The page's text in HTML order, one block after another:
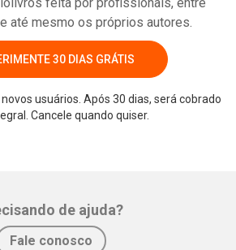
até mesmo os próprios autores.
30 DIAS GRÁTIS
usuários. Após 30 dias, será cobrado
Cancele quando quiser.
de ajuda?
Fale conosco